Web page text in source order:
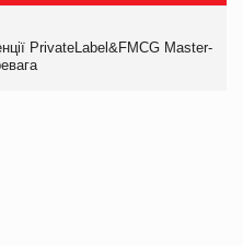
PrivateLabel&FMCG Master-